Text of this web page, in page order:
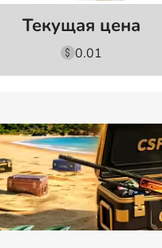
Текущая цена
0.01